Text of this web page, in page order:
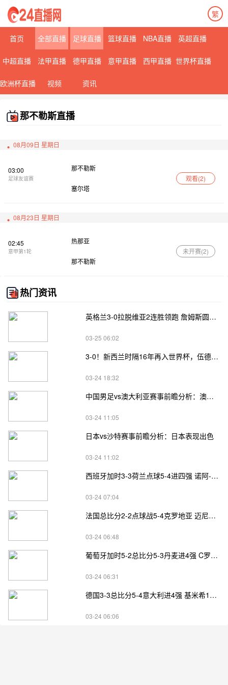
繁
首页 全部直播 足球直播 篮球直播 NBA直播 英超直播
中超直播 法甲直播 德甲直播 意甲直播 西甲直播 世界杯直播
欧洲杯直播 视频 资讯
那不勒斯直播
08月09日 星期日
03:00
足球友谊赛
那不勒斯
塞尔塔
观看(2)
08月23日 星期日
02:45
意甲第1轮
热那亚
那不勒斯
未开赛(2)
热门资讯
英格兰3-0拉脱维亚2连胜领跑 詹姆斯圆月弯刀凯恩埃泽建功
03-25 06:02
3-0！新西兰时隔16年再入世界杯，伍德将二度征战
03-24 18:32
中国男足vs澳大利亚赛事前瞻分析：澳大利亚进攻不俗
03-24 11:05
日本vs沙特赛事前瞻分析：日本表现出色
03-24 11:02
西班牙加时3-3荷兰点球5-4进四强 诺阿-朗&马伦失点
03-24 07:04
法国总比分2-2点球战5-4克罗地亚 迈尼昂两扑点
03-24 06:48
葡萄牙加时5-2总比分5-3丹麦进4强 C罗失点+补射破门
03-24 06:31
德国3-3总比分5-4意大利进4强 基米希1射2传小基恩双响
03-24 06:06